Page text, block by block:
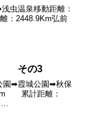
虫温泉移動距離：
2448.9Km弘前
晴の弘前で...
り その3
園➡霞城公園➡秋保
累計距離：